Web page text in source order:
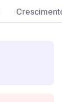
Crescimento